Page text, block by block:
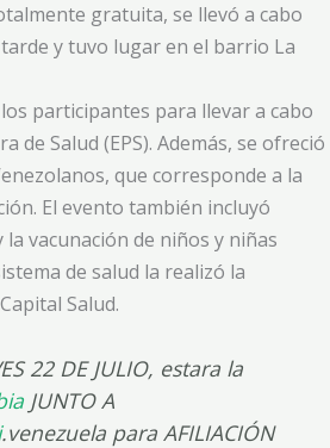
gratuita, se llevó a cabo
tarde y tuvo lugar en el barrio La
participantes para llevar a cabo
Salud (EPS). Además, se ofreció
que corresponde a la
El evento también incluyó
vacunación de niños y niñas
de salud la realizó la
Salud.
22 DE JULIO, estara la
JUNTO A
.venezuela para AFILIACIÓN